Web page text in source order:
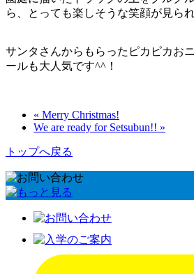
ら、とっても楽しそうな笑顔が見ら
サンタさんからもらったピカピカお
ールも大人気です^^！
« Merry Christmas!
We are ready for Setsubun!! »
トップへ戻る